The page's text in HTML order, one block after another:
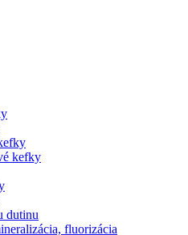
kefky
dutinu
fluorizácia